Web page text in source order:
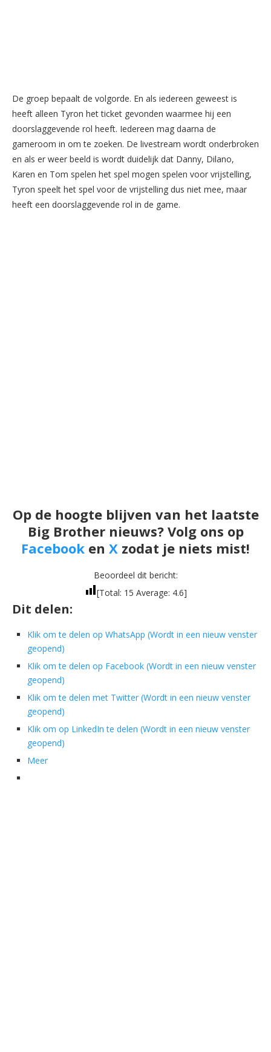
De groep bepaalt de volgorde. En als iedereen geweest is
heeft alleen Tyron het ticket gevonden waarmee hij een
doorslaggevende rol heeft. Iedereen mag daarna de
gameroom in om te zoeken. De livestream wordt onderbroken
en als er weer beeld is wordt duidelijk dat Danny, Dilano,
Karen en Tom spelen het spel mogen spelen voor vrijstelling,
Tyron speelt het spel voor de vrijstelling dus niet mee, maar
heeft een doorslaggevende rol in de game.
Op de hoogte blijven van het laatste
Big Brother nieuws? Volg ons op
Facebook en X zodat je niets mist!
Beoordeel dit bericht:
[Total: 15 Average: 4.6]
Dit delen:
Klik om te delen op WhatsApp (Wordt in een nieuw venster
geopend)
Klik om te delen op Facebook (Wordt in een nieuw venster
geopend)
Klik om te delen met Twitter (Wordt in een nieuw venster
geopend)
Klik om op LinkedIn te delen (Wordt in een nieuw venster
geopend)
Meer